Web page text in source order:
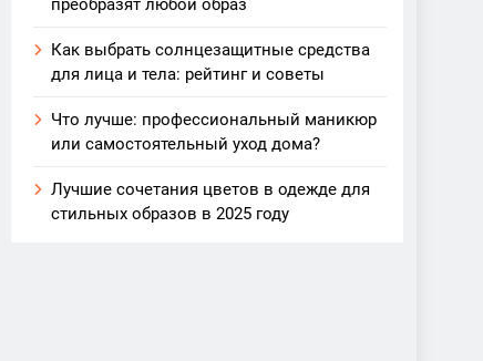
преобразят любой образ
Как выбрать солнцезащитные средства
для лица и тела: рейтинг и советы
Что лучше: профессиональный маникюр
или самостоятельный уход дома?
Лучшие сочетания цветов в одежде для
стильных образов в 2025 году